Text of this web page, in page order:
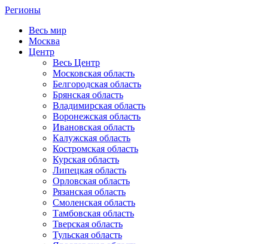
Регионы
Весь мир
Москва
Центр
Весь Центр
Московская область
Белгородская область
Брянская область
Владимирская область
Воронежская область
Ивановская область
Калужская область
Костромская область
Курская область
Липецкая область
Орловская область
Рязанская область
Смоленская область
Тамбовская область
Тверская область
Тульская область